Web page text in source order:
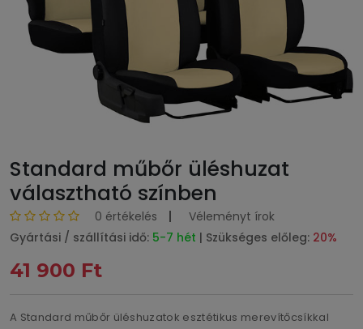
Standard műbőr üléshuzat
választható színben
0 értékelés
Véleményt írok
Gyártási / szállítási idő: 5-7 hét | Szükséges előleg: 20%
41 900 Ft
A Standard műbőr üléshuzatok esztétikus merevítőcsíkkal